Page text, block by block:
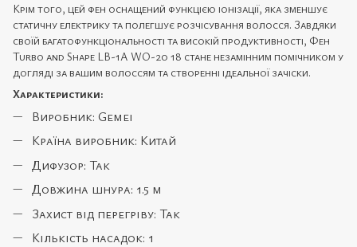
Крім того, цей фен оснащений функцією іонізації, яка зменшує
статичну електрику та полегшує розчісування волосся. Завдяки
своїй багатофункціональності та високій продуктивності, Фен
Turbo and Shape LB-1A WO-20 18 стане незамінним помічником у
догляді за вашим волоссям та створенні ідеальної зачіски.
Характеристики:
Виробник: Gemei
Країна виробник: Китай
Дифузор: Так
Довжина шнура: 1.5 м
Захист від перегріву: Так
Кількість насадок: 1